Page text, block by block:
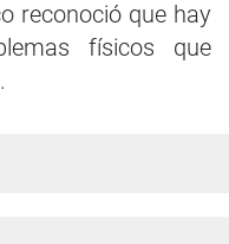
reconoció que hay
físicos que